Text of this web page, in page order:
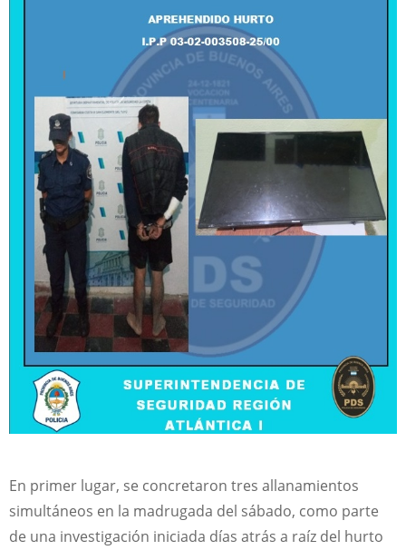
En primer lugar, se concretaron tres allanamientos
simultáneos en la madrugada del sábado, como parte
de una investigación iniciada días atrás a raíz del hurto